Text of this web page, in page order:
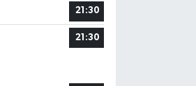
21:30
21:30